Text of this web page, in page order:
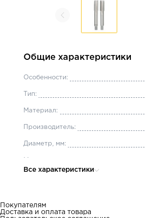
Общие характеристики
Особенности:
Тип:
Материал:
Производитель:
Диаметр, мм:
Тип резьбы:
Все характеристики
Покупателям
Доставка и оплата товара